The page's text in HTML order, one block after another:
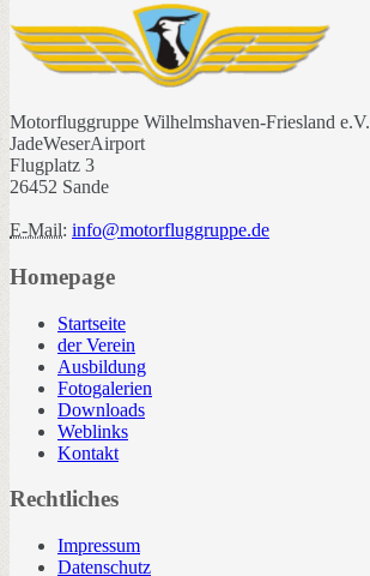
Motorfluggruppe Wilhelmshaven-Friesland e.V.
JadeWeserAirport
Flugplatz 3
26452 Sande
E-Mail: info@motorfluggruppe.de
Homepage
Startseite
der Verein
Ausbildung
Fotogalerien
Downloads
Weblinks
Kontakt
Rechtliches
Impressum
Datenschutz